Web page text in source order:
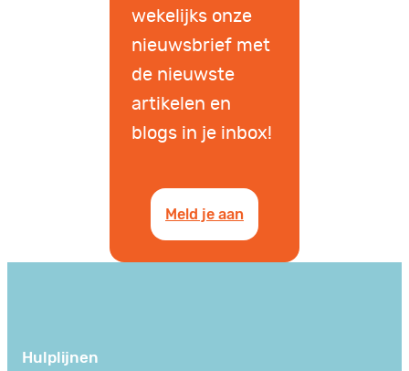
wekelijks onze
nieuwsbrief met
de nieuwste
artikelen en
blogs in je inbox!
Meld je aan
Hulplijnen